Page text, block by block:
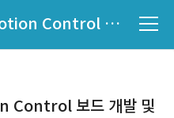
Stepper Motor Motion Control 보드 개발 및 펌웨어 개발
보드 개발 및